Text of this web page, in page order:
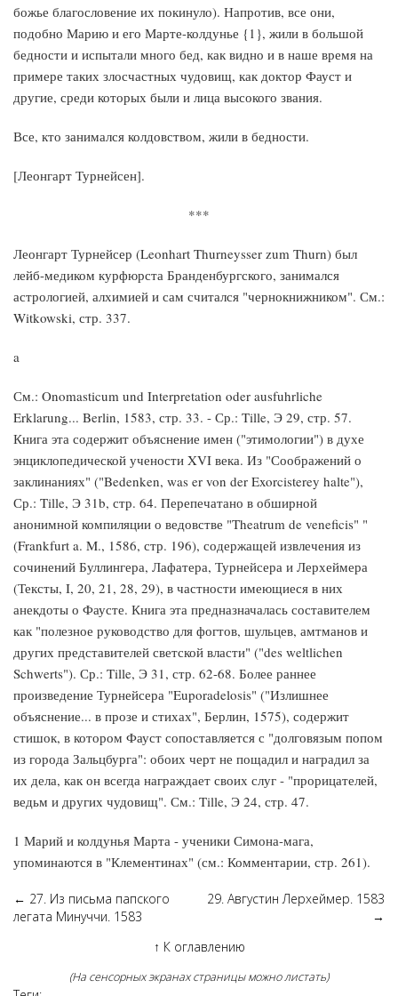
божье благословение их покинуло). Напротив, все они,
подобно Марию и его Марте-колдунье {1}, жили в большой
бедности и испытали много бед, как видно и в наше время на
примере таких злосчастных чудовищ, как доктор Фауст и
другие, среди которых были и лица высокого звания.
Все, кто занимался колдовством, жили в бедности.
[Леонгарт Турнейсен].
***
Леонгарт Турнейсер (Leonhart Thurneysser zum Thurn) был
лейб-медиком курфюрста Бранденбургского, занимался
астрологией, алхимией и сам считался "чернокнижником". См.:
Witkowski, стр. 337.
a
См.: Onomasticum und Interpretation oder ausfuhrliche
Erklarung... Berlin, 1583, стр. 33. - Ср.: Tille, Э 29, стр. 57.
Книга эта содержит объяснение имен ("этимологии") в духе
энциклопедической учености XVI века. Из "Соображений о
заклинаниях" ("Bedenken, was er von der Exorcisterey halte"),
Ср.: Tille, Э 31b, стр. 64. Перепечатано в обширной
анонимной компиляции о ведовстве "Theatrum de veneficis" "
(Frankfurt a. M., 1586, стр. 196), содержащей извлечения из
сочинений Буллингера, Лафатера, Турнейсера и Лерхеймера
(Тексты, I, 20, 21, 28, 29), в частности имеющиеся в них
анекдоты о Фаусте. Книга эта предназначалась составителем
как "полезное руководство для фогтов, шульцев, амтманов и
других представителей светской власти" ("des weltlichen
Schwerts"). Ср.: Tille, Э 31, стр. 62-68. Более раннее
произведение Турнейсера "Euporadelosis" ("Излишнее
объяснение... в прозе и стихах", Берлин, 1575), содержит
стишок, в котором Фауст сопоставляется с "долговязым попом
из города Зальцбурга": обоих черт не пощадил и наградил за
их дела, как он всегда награждает своих слуг - "прорицателей,
ведьм и других чудовищ". См.: Tille, Э 24, стр. 47.
1 Марий и колдунья Марта - ученики Симона-мага,
упоминаются в "Клементинах" (см.: Комментарии, стр. 261).
← 27. Из письма папского
легата Минуччи. 1583
29. Августин Лерхеймер. 1583
→
↑ К оглавлению
(На сенсорных экранах страницы можно листать)